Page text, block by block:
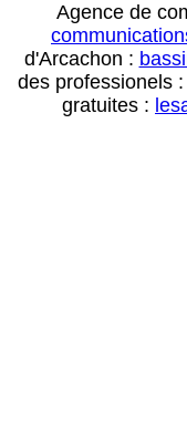
Agence de
d'Arcachon :
des professionels :
gratuites :